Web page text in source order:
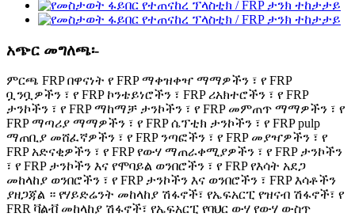
አጭር መግለጫ፡-
ምርጫ FRP በዋናነት የ FRP ማቀዝቀዣ ማማዎችን ፣ የ FRP
ቧንቧዎችን ፣ የ FRP ኮንቴይነሮችን ፣ FRP ሪአክተሮችን ፣ የ FRP
ታንኮችን ፣ የ FRP ማከማቻ ታንኮችን ፣ የ FRP መምጠጥ ማማዎችን ፣ የ
FRP ማጣሪያ ማማዎችን ፣ የ FRP ሴፕቲክ ታንኮችን ፣ የ FRP pulp
ማጠቢያ መሸፈኛዎችን ፣ የ FRP ንጣፎችን ፣ የ FRP መያዣዎችን ፣ የ
FRP አድናቂዎችን ፣ የ FRP የውሃ ማጠራቀሚያዎችን ፣ የ FRP ታንኮችን
፣ የ FRP ታንኮችን እና የሞባይል ወንበሮችን ፣ የ FRP የእሳት አደጋ
መከላከያ ወንበሮችን ፣ የ FRP ታንኮችን እና ወንበሮችን ፣ FRP እሳቶችን
ያዘጋጃል ። የሃይድሬንት መከላከያ ሽፋኖች፣ የኤፍአርፒ የዝናብ ሽፋኖች፣ የ
FRR ቫልቭ መከላከያ ሽፋኖች፣ የኤፍአርፒ የባህር ውሃ የውሃ ውስጥ